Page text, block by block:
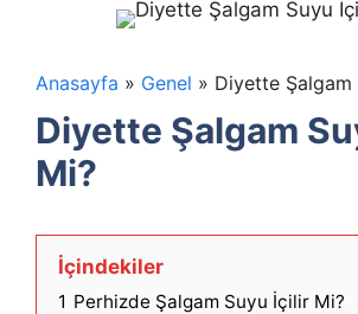
Anasayfa » Genel » Diyette
Diyette Şalgam
Mi?
İçindekiler
1 Perhizde Şalgam Suyu İçilir Mi?